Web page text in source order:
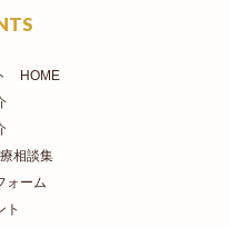
HOME
相談集
ォーム
ト